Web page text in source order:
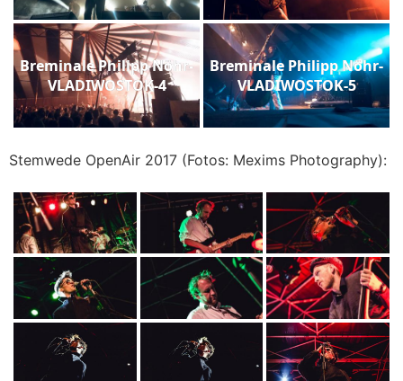
Breminale Philipp Nöhr-
VLADIWOSTOK-4
Breminale Philipp Nöhr-
VLADIWOSTOK-5
Stemwede OpenAir 2017 (Fotos: Mexims Photography):